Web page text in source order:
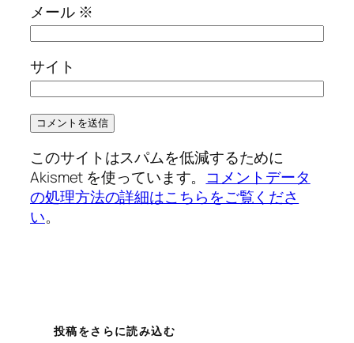
メール ※
サイト
このサイトはスパムを低減するために
Akismet を使っています。 コメントデータ
の処理方法の詳細はこちらをご覧くださ
い。
投稿をさらに読み込む